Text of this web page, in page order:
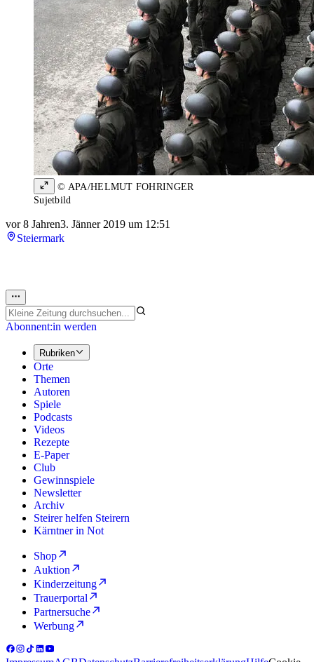
© APA/HELMUT FOHRINGER
Sujetbild
vor 8 Jahren3. Jänner 2019 um 12:51
Steiermark
Abonnent:in werden
Rubriken
Orte
Themen
Autoren
Spiele
Podcasts
Videos
Rezepte
E-Paper
Club
Gewinnspiele
Newsletter
Archiv
Steirer helfen Steirern
Kärntner in Not
Shop
Auktion
Kinderzeitung
Trauerportal
Partnersuche
Werbung